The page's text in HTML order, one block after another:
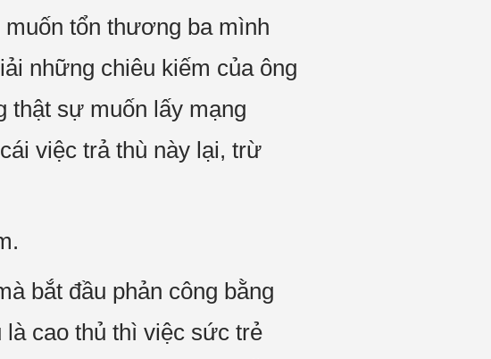
tổn thương ba mình
những chiêu kiếm của ông
thật sự muốn lấy mạng
việc trả thù này lại, trừ
bắt đầu phản công bằng
cao thủ thì việc sức trẻ